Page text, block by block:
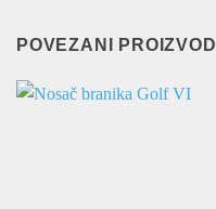
POVEZANI PROIZVODI